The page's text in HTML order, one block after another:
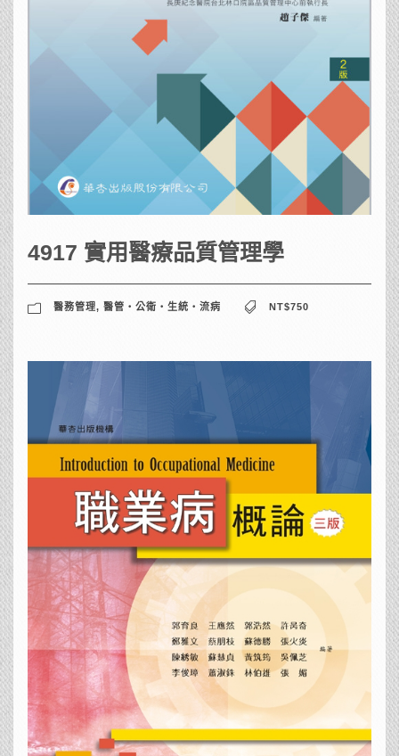
4917 實用醫療品質管理學
醫務管理, 醫管‧公衛‧生統‧流病 NT$750